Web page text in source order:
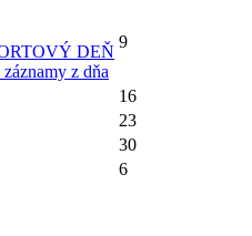
DEŇ
z dňa
9
16
23
30
6